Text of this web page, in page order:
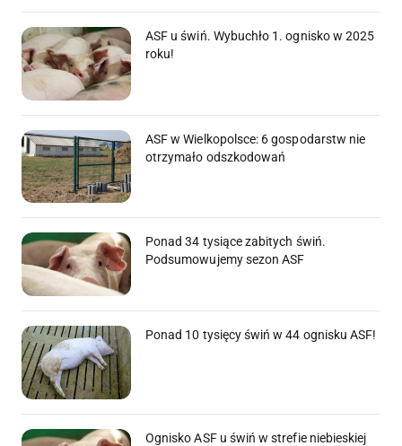
ASF u świń. Wybuchło 1. ognisko w 2025
roku!
ASF w Wielkopolsce: 6 gospodarstw nie
otrzymało odszkodowań
Ponad 34 tysiące zabitych świń.
Podsumowujemy sezon ASF
Ponad 10 tysięcy świń w 44 ognisku ASF!
Ognisko ASF u świń w strefie niebieskiej